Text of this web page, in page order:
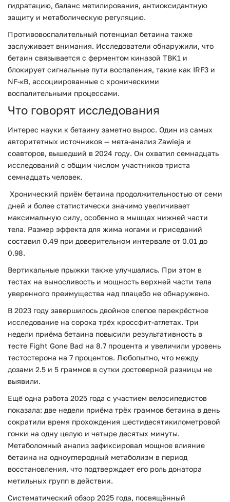
гидратацию, баланс метилирования, антиоксидантную
защиту и метаболическую регуляцию.
Противовоспалительный потенциал бетаина также
заслуживает внимания. Исследователи обнаружили, что
бетаин связывается с ферментом киназой TBK1 и
блокирует сигнальные пути воспаления, такие как IRF3 и
NF-κB, ассоциированные с хроническими
воспалительными процессами.
Что говорят исследования
Интерес науки к бетаину заметно вырос. Один из самых
авторитетных источников — мета-анализ Zawieja и
соавторов, вышедший в 2024 году. Он охватил семнадцать
исследований с общим числом участников триста
семнадцать человек.
Хронический приём бетаина продолжительностью от семи
дней и более статистически значимо увеличивает
максимальную силу, особенно в мышцах нижней части
тела. Размер эффекта для жима ногами и приседаний
составил 0.49 при доверительном интервале от 0.01 до
0.98.
Вертикальные прыжки также улучшались. При этом в
тестах на выносливость и мощность верхней части тела
уверенного преимущества над плацебо не обнаружено.
В 2023 году завершилось двойное слепое перекрёстное
исследование на сорока трёх кроссфит-атлетах. Три
недели приёма бетаина повысили результативность в
тесте Fight Gone Bad на 8.7 процента и увеличили уровень
тестостерона на 7 процентов. Любопытно, что между
дозами 2.5 и 5 граммов в сутки достоверной разницы не
выявили.
Ещё одна работа 2025 года с участием велосипедистов
показала: две недели приёма трёх граммов бетаина в день
сократили время прохождения шестидесятикилометровой
гонки на одну целую и четыре десятых минуты.
Метаболомный анализ зафиксировал мощное влияние
бетаина на одноуглеродный метаболизм в период
восстановления, что подтверждает его роль донатора
метильных групп в действии.
Систематический обзор 2025 года, посвящённый